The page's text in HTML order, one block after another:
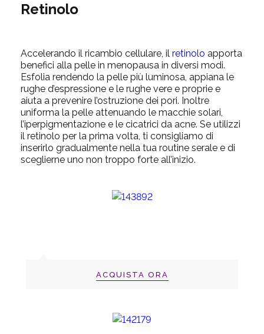
Retinolo
Accelerando il ricambio cellulare, il retinolo apporta
benefici alla pelle in menopausa in diversi modi.
Esfolia rendendo la pelle più luminosa, appiana le
rughe d’espressione e le rughe vere e proprie e
aiuta a prevenire l’ostruzione dei pori. Inoltre
uniforma la pelle attenuando le macchie solari,
l’iperpigmentazione e le cicatrici da acne. Se utilizzi
il retinolo per la prima volta, ti consigliamo di
inserirlo gradualmente nella tua routine serale e di
sceglierne uno non troppo forte all’inizio.
ACQUISTA ORA